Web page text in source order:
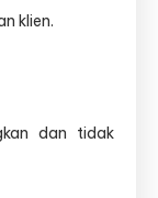
klien.
dan tidak